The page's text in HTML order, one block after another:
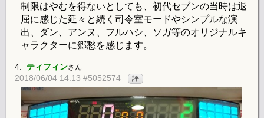
制限はやむを得ないとしても、初代セブンの当時は退
屈に感じた延々と続く司令室モードやシンプルな演
出、ダン、アンヌ、フルハシ、ソガ等のオリジナルキ
ャラクターに郷愁を感じます。
4. ティフィンさん
2018/06/04 14:13 #5052574 評